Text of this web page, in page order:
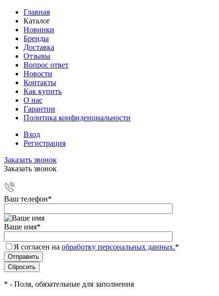
Главная
Каталог
Новинки
Бренды
Доставка
Отзывы
Вопрос ответ
Новости
Контакты
Как купить
О нас
Гарантии
Политика конфиденциальности
Вход
Регистрация
Заказать звонок
Заказать звонок
Ваш телефон*
Ваше имя*
Я согласен на обработку персональных данных.*
* - Поля, обязательные для заполнения